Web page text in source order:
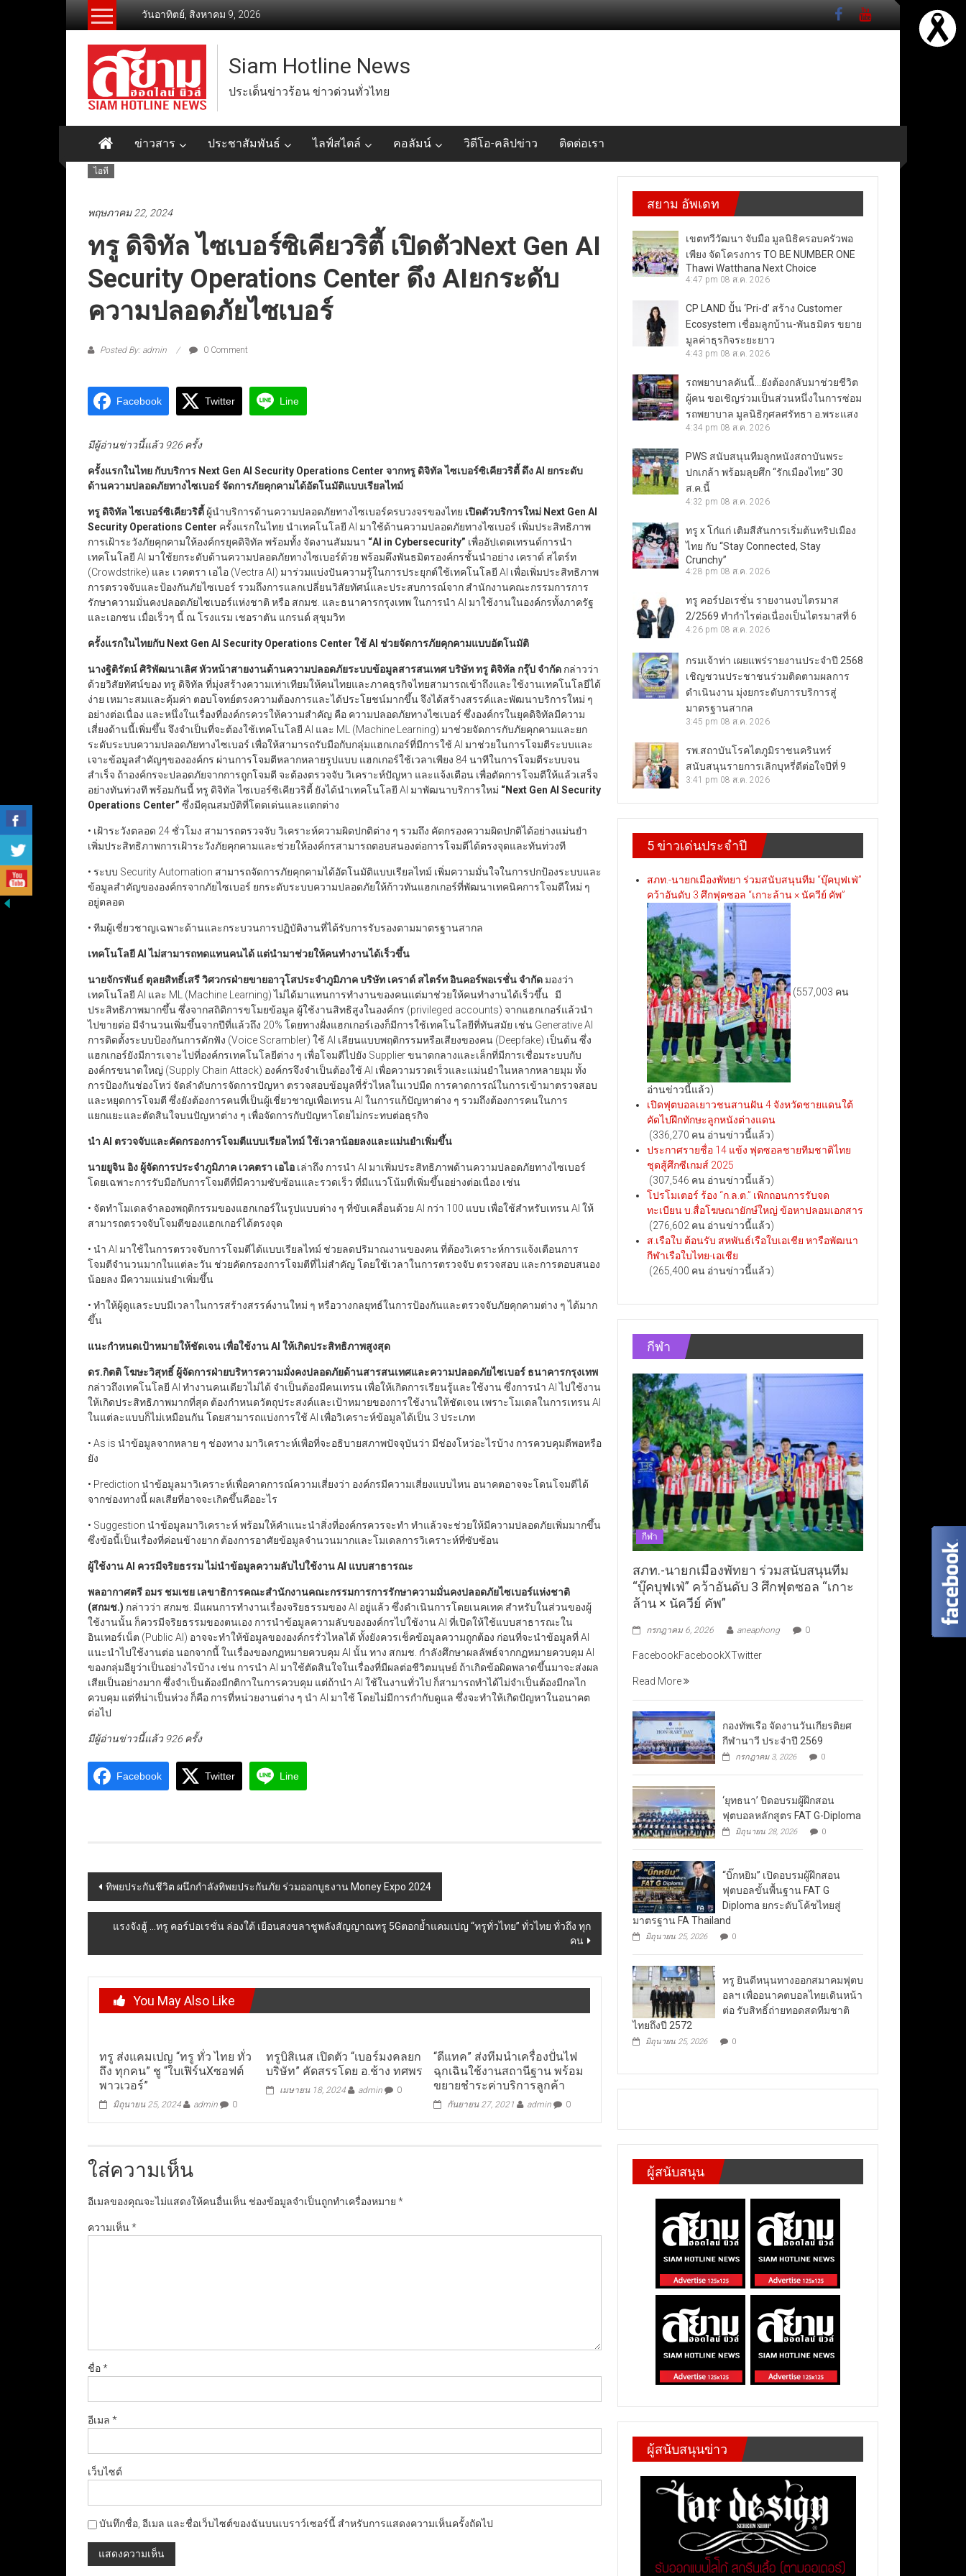
วันอาทิตย์, สิงหาคม 9, 2026
Siam Hotline News
ประเด็นข่าวร้อน ข่าวด่วนทั่วไทย
ข่าวสาร ประชาสัมพันธ์ ไลฟ์สไตล์ คอลัมน์ วิดีโอ-คลิปข่าว ติดต่อเรา
ไอที
พฤษภาคม 22, 2024
ทรู ดิจิทัล ไซเบอร์ซิเคียวริตี้ เปิดตัวNext Gen AI
Security Operations Center ดึง AIยกระดับ
ความปลอดภัยไซเบอร์
Posted By: admin 0 Comment
Facebook Twitter Line
มีผู้อ่านข่าวนี้แล้ว 926 ครั้ง
ครั้งแรกในไทย กับบริการ Next Gen AI Security Operations Center จากทรู ดิจิทัล ไซเบอร์ซิเคียวริตี้ ดึงAI ยกระดับ
ด้านความปลอดภัยทางไซเบอร์ จัดการภัยคุกคามได้อัตโนมัติแบบเรียลไทม์
ทรู ดิจิทัล ไซเบอร์ซิเคียวริตี้ ผู้นำบริการด้านความปลอดภัยทางไซเบอร์ครบวงจรของไทย เปิดตัวบริการใหม่ Next Gen AI
Security Operations Center ครั้งแรกในไทย นำเทคโนโลยี AI มาใช้ด้านความปลอดภัยทางไซเบอร์ เพิ่มประสิทธิภาพ
การเฝ้าระวังภัยคุกคามให้องค์กรยุคดิจิทัล พร้อมทั้ง จัดงานสัมมนา “AI in Cybersecurity” เพื่ออัปเดตเทรนด์การนำ
เทคโนโลยี AI มาใช้ยกระดับด้านความปลอดภัยทางไซเบอร์ด้วย พร้อมดึงพันธมิตรองค์กรชั้นนำอย่าง เคราด์ สไตร์ท
(Crowdstrike) และ เวคตรา เอไอ (Vectra AI) มาร่วมแบ่งปันความรู้ในการประยุกต์ใช้เทคโนโลยี AI เพื่อเพิ่มประสิทธิภาพ
การตรวจจับและป้องกันภัยไซเบอร์ รวมถึงการแลกเปลี่ยนวิสัยทัศน์และประสบการณ์จาก สำนักงานคณะกรรมการการ
รักษาความมั่นคงปลอดภัยไซเบอร์แห่งชาติ หรือ สกมช. และธนาคารกรุงเทพ ในการนำ AI มาใช้งานในองค์กรทั้งภาครัฐ
และเอกชน เมื่อเร็วๆ นี้ ณ โรงแรม เชอราตัน แกรนด์ สุขุมวิท
ครั้งแรกในไทยกับ Next Gen AI Security Operations Center ใช้AI ช่วยจัดการภัยคุกคามแบบอัตโนมัติ
นางฐิติรัตน์ ศิริพัฒนาเลิศ หัวหน้าสายงานด้านความปลอดภัยระบบข้อมูลสารสนเทศ บริษัท ทรู ดิจิทัล กรุ๊ป จำกัด กล่าวว่า
ด้วยวิสัยทัศน์ของ ทรู ดิจิทัล ที่มุ่งสร้างความเท่าเทียมให้คนไทยและภาคธุรกิจไทยสามารถเข้าถึงและใช้งานเทคโนโลยีได้
ง่าย เหมาะสมและคุ้มค่า ตอบโจทย์ตรงความต้องการและได้ประโยชน์มากขึ้น จึงได้สร้างสรรค์และพัฒนาบริการใหม่ ๆ
อย่างต่อเนื่อง และหนึ่งในเรื่องที่องค์กรควรให้ความสำคัญ คือ ความปลอดภัยทางไซเบอร์ ซึ่งองค์กรในยุคดิจิทัลมีความ
เสี่ยงด้านนี้เพิ่มขึ้น จึงจำเป็นที่จะต้องใช้เทคโนโลยี AI และ ML (Machine Learning) มาช่วยจัดการกับภัยคุกคามและยก
ระดับระบบความปลอดภัยทางไซเบอร์ เพื่อให้สามารถรับมือกับกลุ่มแฮกเกอร์ที่มีการใช้ AI มาช่วยในการโจมตีระบบและ
เจาะข้อมูลสำคัญๆขององค์กร ผ่านการโจมตีหลากหลายรูปแบบ แฮกเกอร์ใช้เวลาเพียง 84 นาทีในการโจมตีระบบจน
สำเร็จ ถ้าองค์กรจะปลอดภัยจากการถูกโจมตี จะต้องตรวจจับ วิเคราะห์ปัญหา และแจ้งเตือน เพื่อตัดการโจมตีให้แล้วเสร็จ
อย่างทันท่วงที พร้อมกันนี้ ทรู ดิจิทัล ไซเบอร์ซิเคียวริตี้ ยังได้นำเทคโนโลยี AI มาพัฒนาบริการใหม่ “Next Gen AI Security
Operations Center” ซึ่งมีคุณสมบัติที่โดดเด่นและแตกต่าง
• เฝ้าระวังตลอด 24 ชั่วโมง สามารถตรวจจับ วิเคราะห์ความผิดปกติต่าง ๆ รวมถึง คัดกรองความผิดปกติได้อย่างแม่นยำ
เพิ่มประสิทธิภาพการเฝ้าระวังภัยคุกคามและช่วยให้องค์กรสามารถตอบสนองต่อการโจมตีได้ตรงจุดและทันท่วงที
• ระบบ Security Automation สามารถจัดการภัยคุกคามได้อัตโนมัติแบบเรียลไทม์ เพิ่มความมั่นใจในการปกป้องระบบและ
ข้อมูลสำคัญขององค์กรจากภัยไซเบอร์ ยกระดับระบบความปลอดภัยให้ก้าวทันแฮกเกอร์ที่พัฒนาเทคนิคการโจมตีใหม่ ๆ
อยู่ตลอด
• ทีมผู้เชี่ยวชาญเฉพาะด้านและกระบวนการปฏิบัติงานที่ได้รับการรับรองตามมาตรฐานสากล
เทคโนโลยีAIไม่สามารถทดแทนคนได้ แต่นำมาช่วยให้คนทำงานได้เร็วขึ้น
นายจักรพันธ์ ตุลยสิทธิ์เสรี วิศวกรฝ่ายขายอาวุโสประจำภูมิภาค บริษัท เคราด์ สไตร์ท อินคอร์พอเรชั่น จำกัด มองว่า
เทคโนโลยี AI และ ML (Machine Learning) ไม่ได้มาแทนการทำงานของคนแต่มาช่วยให้คนทำงานได้เร็วขึ้น มี
ประสิทธิภาพมากขึ้น ซึ่งจากสถิติการขโมยข้อมูล ผู้ใช้งานสิทธิสูงในองค์กร (privileged accounts) จากแฮกเกอร์แล้วนำ
ไปขายต่อ มีจำนวนเพิ่มขึ้นจากปีที่แล้วถึง 20% โดยทางฝั่งแฮกเกอร์เองก็มีการใช้เทคโนโลยีที่ทันสมัย เช่น Generative AI
การติดตั้งระบบป้องกันการดักฟัง (Voice Scrambler) ใช้ AI เลียนแบบพฤติกรรมหรือเสียงของคน (Deepfake) เป็นต้น ซึ่ง
แฮกเกอร์ยังมีการเจาะไปที่องค์กรเทคโนโลยีต่าง ๆ เพื่อโจมตีไปยัง Supplier ขนาดกลางและเล็กที่มีการเชื่อมระบบกับ
องค์กรขนาดใหญ่ (Supply Chain Attack) องค์กรจึงจำเป็นต้องใช้ AI เพื่อความรวดเร็วและแม่นยำในหลากหลายมุม ทั้ง
การป้องกันช่องโหว่ จัดลำดับการจัดการปัญหา ตรวจสอบข้อมูลที่รั่วไหลในเวปมืด การคาดการณ์ในการเข้ามาตรวจสอบ
และหยุดการโจมตี ซึ่งยังต้องการคนที่เป็นผู้เชี่ยวชาญเพื่อเทรน AI ในการแก้ปัญหาต่าง ๆ รวมถึงต้องการคนในการ
แยกแยะและตัดสินใจบนปัญหาต่าง ๆ เพื่อจัดการกับปัญหาโดยไม่กระทบต่อธุรกิจ
นำ AI ตรวจจับและคัดกรองการโจมตีแบบเรียลไทม์ ใช้เวลาน้อยลงและแม่นยำเพิ่มขึ้น
นายยูจิน อิง ผู้จัดการประจำภูมิภาค เวคตรา เอไอ เล่าถึง การนำ AI มาเพิ่มประสิทธิภาพด้านความปลอดภัยทางไซเบอร์
โดยเฉพาะการรับมือกับการโจมตีที่มีความซับซ้อนและรวดเร็ว ที่มีแนวโน้มที่เพิ่มขึ้นอย่างต่อเนื่อง เช่น
• จัดทำโมเดลจำลองพฤติกรรมของแฮกเกอร์ในรูปแบบต่าง ๆ ที่ขับเคลื่อนด้วย AI กว่า 100 แบบ เพื่อใช้สำหรับเทรน AI ให้
สามารถตรวจจับโจมตีของแฮกเกอร์ได้ตรงจุด
• นำ AI มาใช้ในการตรวจจับการโจมตีได้แบบเรียลไทม์ ช่วยลดปริมาณงานของคน ที่ต้องวิเคราะห์การแจ้งเตือนการ
โจมตีจำนวนมากในแต่ละวัน ช่วยคัดกรองการโจมตีที่ไม่สำคัญ โดยใช้เวลาในการตรวจจับ ตรวจสอบ และการตอบสนอง
น้อยลง มีความแม่นยำเพิ่มขึ้น
• ทำให้ผู้ดูแลระบบมีเวลาในการสร้างสรรค์งานใหม่ ๆ หรือวางกลยุทธ์ในการป้องกันและตรวจจับภัยคุกคามต่าง ๆ ได้มาก
ขึ้น
แนะกำหนดเป้าหมายให้ชัดเจน เพื่อใช้งานAI ให้เกิดประสิทธิภาพสูงสุด
ดร.กิตติ โฆษะวิสุทธิ์ ผู้จัดการฝ่ายบริหารความมั่งคงปลอดภัยด้านสารสนเทศและความปลอดภัยไซเบอร์ ธนาคารกรุงเทพ
กล่าวถึงเทคโนโลยี AI ทำงานคนเดียวไม่ได้ จำเป็นต้องมีคนเทรน เพื่อให้เกิดการเรียนรู้และใช้งาน ซึ่งการนำ AI ไปใช้งาน
ให้เกิดประสิทธิภาพมากที่สุด ต้องกำหนดวัตถุประสงค์และเป้าหมายของการใช้งานให้ชัดเจน เพราะโมเดลในการเทรน AI
ในแต่ละแบบก็ไม่เหมือนกัน โดยสามารถแบ่งการใช้ AI เพื่อวิเคราะห์ข้อมูลได้เป็น 3 ประเภท
• As is นำข้อมูลจากหลาย ๆ ช่องทาง มาวิเคราะห์เพื่อที่จะอธิบายสภาพปัจจุบันว่า มีช่องโหว่อะไรบ้าง การควบคุมดีพอหรือ
ยัง
• Prediction นำข้อมูลมาวิเคราะห์เพื่อคาดการณ์ความเสี่ยงว่า องค์กรมีความเสี่ยงแบบไหน อนาคตอาจจะโดนโจมตีได้
จากช่องทางนี้ ผลเสียที่อาจจะเกิดขึ้นคืออะไร
• Suggestion นำข้อมูลมาวิเคราะห์ พร้อมให้คำแนะนำสิ่งที่องค์กรควรจะทำ ทำแล้วจะช่วยให้มีความปลอดภัยเพิ่มมากขึ้น
ซึ่งข้อนี้เป็นเรื่องที่ค่อนข้างยาก ต้องการอาศัยข้อมูลจำนวนมากและโมเดลการวิเคราะห์ที่ซับซ้อน
ผู้ใช้งานAI ควรมีจริยธรรม ไม่นำข้อมูลความลับไปใช้งานAI แบบสาธารณะ
พลอากาศตรี อมร ชมเชย เลขาธิการคณะสำนักงานคณะกรรมการการรักษาความมั่นคงปลอดภัยไซเบอร์แห่งชาติ
(สกมช.) กล่าวว่า สกมช. มีแผนการทำงานเรื่องจริยธรรมของ AI อยู่แล้ว ซึ่งดำเนินการโดยเนคเทค สำหรับในส่วนของผู้
ใช้งานนั้น ก็ควรมีจริยธรรมของตนเอง การนำข้อมูลความลับขององค์กรไปใช้งาน AI ที่เปิดให้ใช้แบบสาธารณะใน
อินเทอร์เน็ต (Public AI) อาจจะทำให้ข้อมูลขององค์กรรั่วไหลได้ ทั้งยังควรเช็คข้อมูลความถูกต้อง ก่อนที่จะนำข้อมูลที่ AI
แนะนำไปใช้งานต่อ นอกจากนี้ ในเรื่องของกฏหมายควบคุม AI นั้น ทาง สกมช. กำลังศึกษาผลลัพธ์จากกฏหมายควบคุม AI
ของกลุ่มอียูว่าเป็นอย่างไรบ้าง เช่น การนำ AI มาใช้ตัดสินใจในเรื่องที่มีผลต่อชีวิตมนุษย์ ถ้าเกิดข้อผิดพลาดขึ้นมาจะส่งผล
เสียเป็นอย่างมาก ซึ่งจำเป็นต้องมีกติกาในการควบคุม แต่ถ้านำ AI ใช้ในงานทั่วไป ก็สามารถทำได้ไม่จำเป็นต้องมีกลไก
ควบคุม แต่ที่น่าเป็นห่วง ก็คือ การที่หน่วยงานต่าง ๆ นำ AI มาใช้ โดยไม่มีการกำกับดูแล ซึ่งจะทำให้เกิดปัญหาในอนาคต
ต่อไป
มีผู้อ่านข่าวนี้แล้ว 926 ครั้ง
Facebook Twitter Line
Post
navigation
ทิพยประกันชีวิต ผนึกกำลังทิพยประกันภัย ร่วมออกบูธงาน Money Expo 2024
แรงจังฮู้ …ทรู คอร์ปอเรชั่น ล่องใต้ เยือนสงขลาชูพลังสัญญาณทรู 5Gตอกย้ำแคมเปญ “ทรูทั่วไทย” ทั่วไทย ทั่วถึง ทุก
คน
You May Also Like
ทรู ส่งแคมเปญ “ทรู ทั่ว ไทย ทั่ว
ถึง ทุกคน” ชู “ใบเฟิร์นXซอฟต์
พาวเวอร์”
มิถุนายน 25, 2024 admin 0
ทรูบิสิเนส เปิดตัว “เบอร์มงคลยก
บริษัท” คัดสรรโดย อ.ช้าง ทศพร
เมษายน 18, 2024 admin 0
“ดีแทค” ส่งทีมนำเครื่องปั่นไฟ
ฉุกเฉินใช้งานสถานีฐาน พร้อม
ขยายชำระค่าบริการลูกค้า
กันยายน 27, 2021 admin 0
ใส่ความเห็น
อีเมลของคุณจะไม่แสดงให้คนอื่นเห็น ช่องข้อมูลจำเป็นถูกทำเครื่องหมาย *
ความเห็น*
ชื่อ*
อีเมล *
เว็บไซต์
บันทึกชื่อ, อีเมล และชื่อเว็บไซต์ของฉันบนเบราว์เซอร์นี้ สำหรับการแสดงความเห็นครั้งถัดไป
สยาม อัพเดท
เขตทวีวัฒนา จับมือ มูลนิธิครอบครัวพอ
เพียง จัดโครงการ TO BE NUMBER ONE
Thawi Watthana Next Choice
4:47 pm 08 ส.ค. 2026
CP LAND ปั้น ‘Pri-d’ สร้าง Customer
Ecosystem เชื่อมลูกบ้าน-พันธมิตร ขยาย
มูลค่าธุรกิจระยะยาว
4:43 pm 08 ส.ค. 2026
รถพยาบาลคันนี้…ยังต้องกลับมาช่วยชีวิต
ผู้คน ขอเชิญร่วมเป็นส่วนหนึ่งในการซ่อม
รถพยาบาล มูลนิธิกุศลศรัทธา อ.พระแสง
4:34 pm 08 ส.ค. 2026
PWS สนับสนุนทีมลูกหนังสถาบันพระ
ปกเกล้า พร้อมลุยศึก “รักเมืองไทย” 30
ส.ค.นี้
4:32 pm 08 ส.ค. 2026
ทรู x โก๋แก่ เติมสีสันการเริ่มต้นทริปเมือง
ไทย กับ “Stay Connected, Stay
Crunchy”
4:28 pm 08 ส.ค. 2026
ทรู คอร์ปอเรชั่น รายงานงบไตรมาส
2/2569 ทำกำไรต่อเนื่องเป็นไตรมาสที่ 6
4:26 pm 08 ส.ค. 2026
กรมเจ้าท่า เผยแพร่รายงานประจำปี 2568
เชิญชวนประชาชนร่วมติดตามผลการ
ดำเนินงาน มุ่งยกระดับการบริการสู่
มาตรฐานสากล
3:45 pm 08 ส.ค. 2026
รพ.สถาบันโรคไตภูมิราชนครินทร์
สนับสนุนรายการเลิกบุหรี่ดีต่อใจปีที่ 9
3:41 pm 08 ส.ค. 2026
5 ข่าวเด่นประจำปี
สภท.-นายกเมืองพัทยา ร่วมสนับสนุนทีม “บุ๊คบุฟเฟ่”
คว้าอันดับ 3 ศึกฟุตซอล “เกาะล้าน × นัควีย์ คัพ”
(557,003 คน
อ่านข่าวนี้แล้ว)
เปิดฟุตบอลเยาวชนสานฝัน 4 จังหวัดชายแดนใต้
คัดไปฝึกทักษะลูกหนังต่างแดน
(336,270 คน อ่านข่าวนี้แล้ว)
ประกาศรายชื่อ 14 แข้ง ฟุตซอลชายทีมชาติไทย
ชุดสู้ศึกซีเกมส์ 2025
(307,546 คน อ่านข่าวนี้แล้ว)
โปรโมเตอร์ ร้อง “ก.ล.ต.” เพิกถอนการรับจด
ทะเบียน บ.สื่อโฆษณายักษ์ใหญ่ ข้อหาปลอมเอกสาร
(276,602 คน อ่านข่าวนี้แล้ว)
ส.เรือใบ ต้อนรับ สหพันธ์เรือใบเอเชีย หารือพัฒนา
กีฬาเรือใบไทย-เอเชีย
(265,400 คน อ่านข่าวนี้แล้ว)
กีฬา
กีฬา
สภท.-นายกเมืองพัทยา ร่วมสนับสนุนทีม
“บุ๊คบุฟเฟ่” คว้าอันดับ 3 ศึกฟุตซอล “เกาะ
ล้าน × นัควีย์ คัพ”
กรกฎาคม 6, 2026 aneaphong 0
FacebookFacebookXTwitter
Read More
กองทัพเรือ จัดงานวันเกียรติยศ
กีฬานาวี ประจำปี 2569
กรกฎาคม 3, 2026 0
‘ยุทธนา’ ปิดอบรมผู้ฝึกสอน
ฟุตบอลหลักสูตร FAT G-Diploma
มิถุนายน 28, 2026 0
“บิ๊กหยิม” เปิดอบรมผู้ฝึกสอน
ฟุตบอลขั้นพื้นฐาน FAT G
Diploma ยกระดับโค้ชไทยสู่
มาตรฐาน FA Thailand
มิถุนายน 25, 2026 0
ทรู ยินดีหนุนทางออกสมาคมฟุตบ
อลฯ เพื่ออนาคตบอลไทยเดินหน้า
ต่อ รับสิทธิ์ถ่ายทอดสดทีมชาติ
ไทยถึงปี 2572
มิถุนายน 25, 2026 0
ผู้สนับสนุน
ผู้สนับสนุนข่าว